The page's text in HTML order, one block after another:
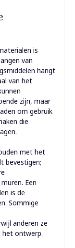
is
van
hangt
van het
zijn, maar
om gebruik
die
met het
bevestigen;
Een
is de
Sommige
anderen ze
het ontwerp.